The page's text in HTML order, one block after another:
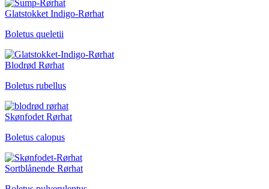
Glatstokket Indigo-Rørhat
Boletus queletii
Blodrød Rørhat
Boletus rubellus
Skønfodet Rørhat
Boletus calopus
Sortblånende Rørhat